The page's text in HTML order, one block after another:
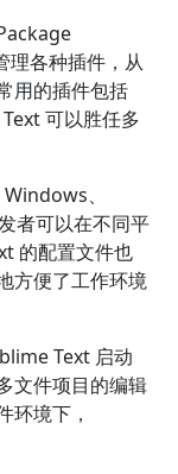
理各种插件，从
用的插件包括
可以胜任多
、
者可以在不同平
的配置文件也
方便了工作环境
Text 启动
文件项目的编辑
环境下，